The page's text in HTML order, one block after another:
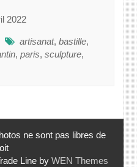
2022
artisanat,bastille,
,paris,sculpture,
ne sont pas libres de
Line by WEN Themes